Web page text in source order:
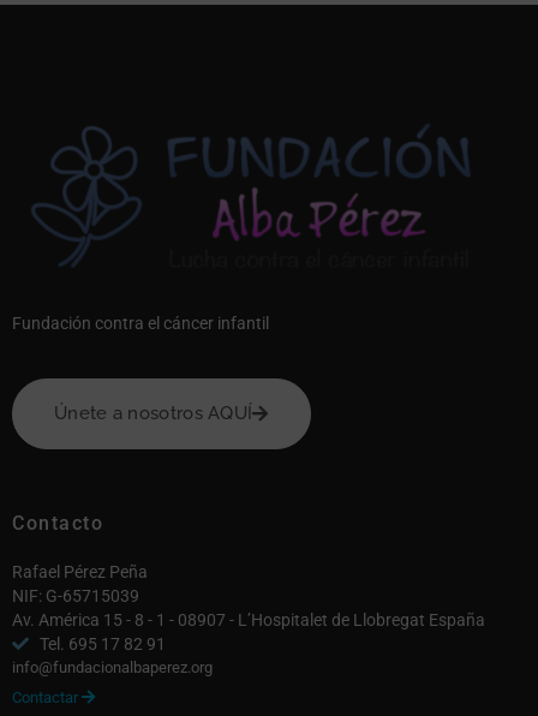
Fundación contra el cáncer infantil
Únete a nosotros AQUÍ
Contacto
Rafael Pérez Peña
NIF: G-65715039
Av. América 15 - 8 - 1 - 08907 - L’Hospitalet de Llobregat España
Tel. 695 17 82 91
info@fundacionalbaperez.org
Contactar 